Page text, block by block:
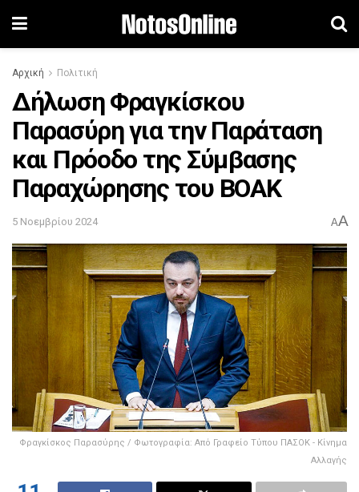
Αρχική Πολιτική
Δήλωση Φραγκίσκου
Παρασύρη για την Παράταση
και Πρόοδο της Σύμβασης
Παραχώρησης του ΒΟΑΚ
5 Νοεμβρίου 2024 AA
Φραγκίσκος Παρασύρης / Φωτογραφία: Από Γραφείο Τύπου ΠΑΣΟΚ - Κίνημα
Αλλαγής